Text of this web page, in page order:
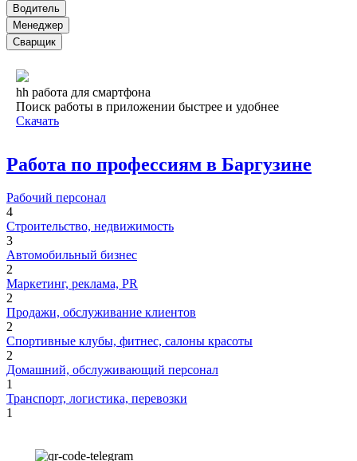
Водитель
Менеджер
Сварщик
hh работа для смартфона
Поиск работы в приложении быстрее и удобнее
Скачать
Работа по профессиям в Баргузине
Рабочий персонал
4
Строительство, недвижимость
3
Автомобильный бизнес
2
Маркетинг, реклама, PR
2
Продажи, обслуживание клиентов
2
Спортивные клубы, фитнес, салоны красоты
2
Домашний, обслуживающий персонал
1
Транспорт, логистика, перевозки
1